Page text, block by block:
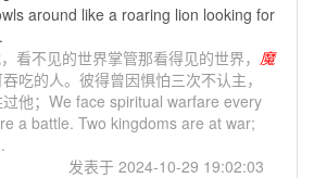
around like a roaring lion looking for
看不见的世界掌管那看得见的世界， 魔
吃的人。彼得曾因惧怕三次不认主，
他；We face spiritual warfare every
a battle. Two kingdoms are at war;
发表于 2024-10-29 19:02:03